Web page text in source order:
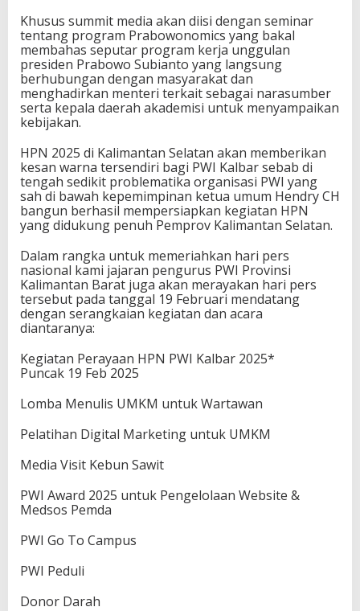
Khusus summit media akan diisi dengan seminar
tentang program Prabowonomics yang bakal
membahas seputar program kerja unggulan
presiden Prabowo Subianto yang langsung
berhubungan dengan masyarakat dan
menghadirkan menteri terkait sebagai narasumber
serta kepala daerah akademisi untuk menyampaikan
kebijakan.
HPN 2025 di Kalimantan Selatan akan memberikan
kesan warna tersendiri bagi PWI Kalbar sebab di
tengah sedikit problematika organisasi PWI yang
sah di bawah kepemimpinan ketua umum Hendry CH
bangun berhasil mempersiapkan kegiatan HPN
yang didukung penuh Pemprov Kalimantan Selatan.
Dalam rangka untuk memeriahkan hari pers
nasional kami jajaran pengurus PWI Provinsi
Kalimantan Barat juga akan merayakan hari pers
tersebut pada tanggal 19 Februari mendatang
dengan serangkaian kegiatan dan acara
diantaranya:
Kegiatan Perayaan HPN PWI Kalbar 2025*
Puncak 19 Feb 2025
Lomba Menulis UMKM untuk Wartawan
Pelatihan Digital Marketing untuk UMKM
Media Visit Kebun Sawit
PWI Award 2025 untuk Pengelolaan Website &
Medsos Pemda
PWI Go To Campus
PWI Peduli
Donor Darah